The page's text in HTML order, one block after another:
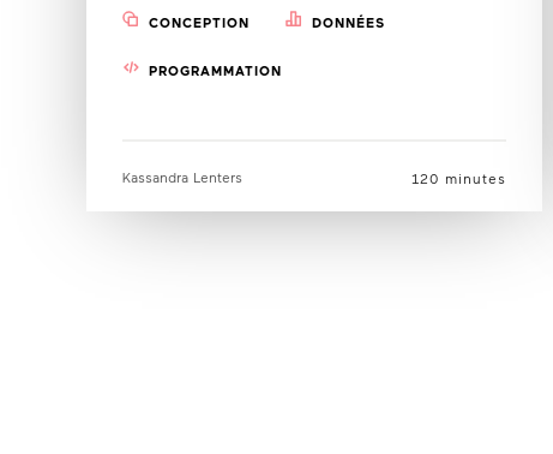
CONCEPTION DONNÉES
PROGRAMMATION
Kassandra Lenters 120 minutes